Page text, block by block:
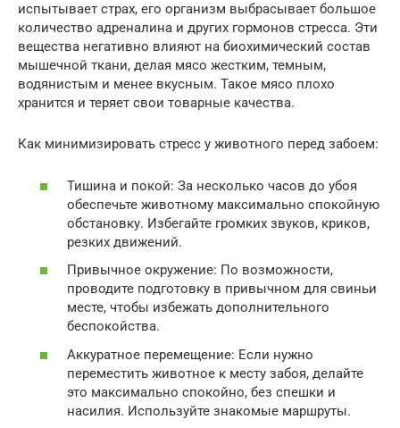
испытывает страх, его организм выбрасывает большое
количество адреналина и других гормонов стресса. Эти
вещества негативно влияют на биохимический состав
мышечной ткани, делая мясо жестким, темным,
водянистым и менее вкусным. Такое мясо плохо
хранится и теряет свои товарные качества.
Как минимизировать стресс у животного перед забоем:
Тишина и покой: За несколько часов до убоя
обеспечьте животному максимально спокойную
обстановку. Избегайте громких звуков, криков,
резких движений.
Привычное окружение: По возможности,
проводите подготовку в привычном для свиньи
месте, чтобы избежать дополнительного
беспокойства.
Аккуратное перемещение: Если нужно
переместить животное к месту забоя, делайте
это максимально спокойно, без спешки и
насилия. Используйте знакомые маршруты.